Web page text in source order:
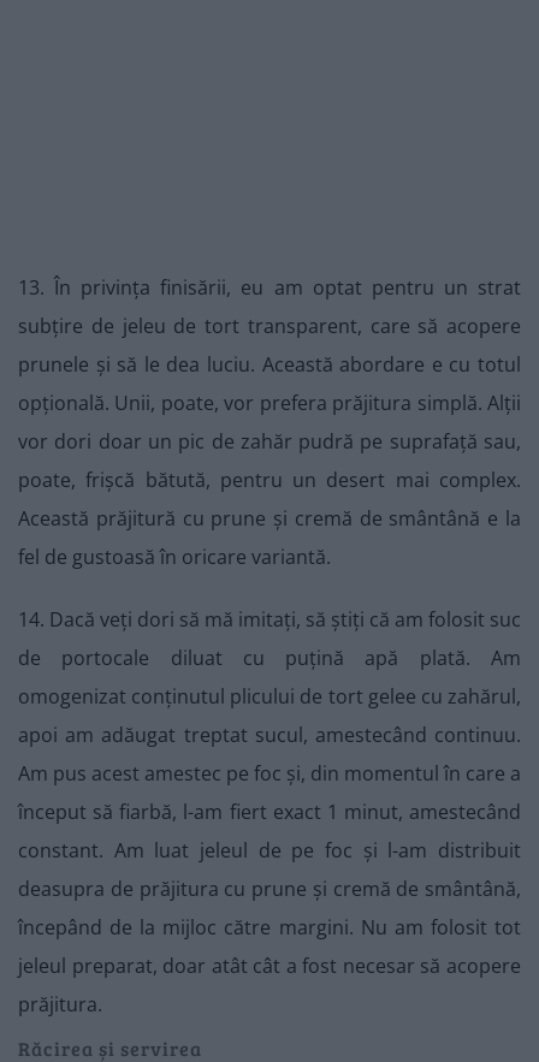
13. În privința finisării, eu am optat pentru un strat
subțire de jeleu de tort transparent, care să acopere
prunele și să le dea luciu. Această abordare e cu totul
opțională. Unii, poate, vor prefera prăjitura simplă. Alții
vor dori doar un pic de zahăr pudră pe suprafață sau,
poate, frișcă bătută, pentru un desert mai complex.
Această prăjitură cu prune și cremă de smântână e la
fel de gustoasă în oricare variantă.
14. Dacă veți dori să mă imitați, să știți că am folosit suc
de portocale diluat cu puțină apă plată. Am
omogenizat conținutul plicului de tort gelee cu zahărul,
apoi am adăugat treptat sucul, amestecând continuu.
Am pus acest amestec pe foc și, din momentul în care a
început să fiarbă, l-am fiert exact 1 minut, amestecând
constant. Am luat jeleul de pe foc și l-am distribuit
deasupra de prăjitura cu prune și cremă de smântână,
începând de la mijloc către margini. Nu am folosit tot
jeleul preparat, doar atât cât a fost necesar să acopere
prăjitura.
Răcirea și servirea